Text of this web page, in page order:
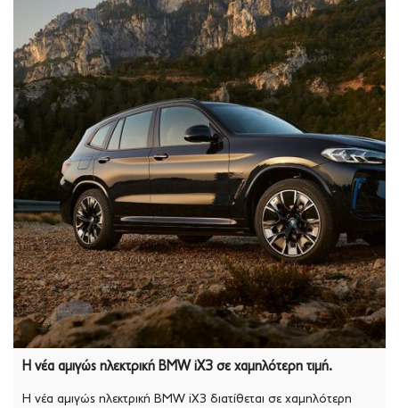
Η νέα αμιγώς ηλεκτρική BMW iX3 σε χαμηλότερη τιμή.
Η νέα αμιγώς ηλεκτρική BMW iX3 διατίθεται σε χαμηλότερη